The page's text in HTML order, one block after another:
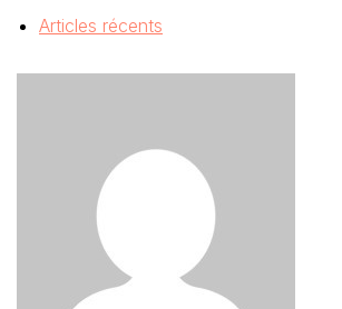
Articles récents